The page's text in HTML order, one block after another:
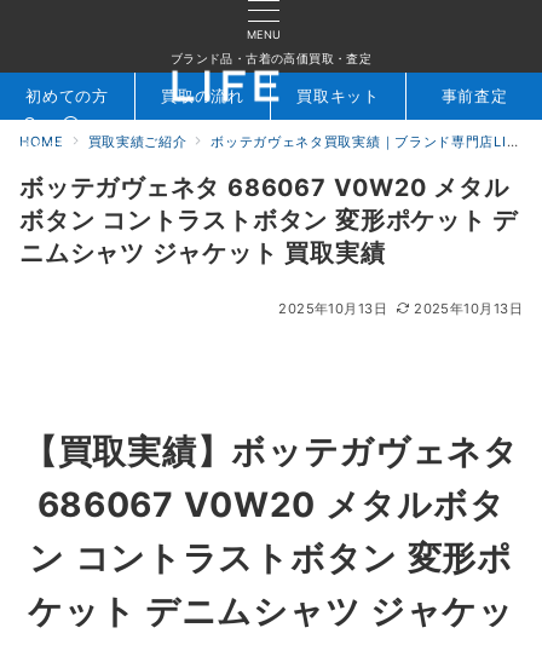
MENU
ブランド品・古着の高価買取・査定
検索 お問合せ
初めての方 買取の流れ 買取キット 事前査定
HOME 買取実績ご紹介 ボッテガヴェネタ買取実績｜ブランド専門店LIFE
ボッテガヴェネタ 686067 V0W20 メタル
ボタン コントラストボタン 変形ポケット デ
ニムシャツ ジャケット 買取実績
2025年10月13日 2025年10月13日
【買取実績】ボッテガヴェネタ
686067 V0W20 メタルボタ
ン コントラストボタン 変形ポ
ケット デニムシャツ ジャケッ